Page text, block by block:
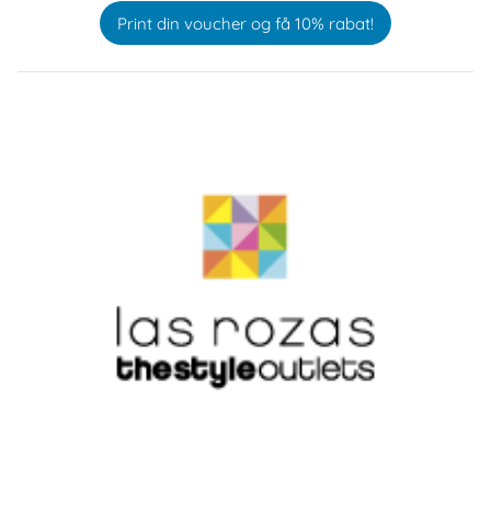
Print din voucher og få 10% rabat!